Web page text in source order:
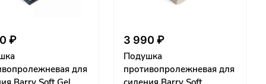
₽
для
3 990 ₽
Подушка
противопролежневая для